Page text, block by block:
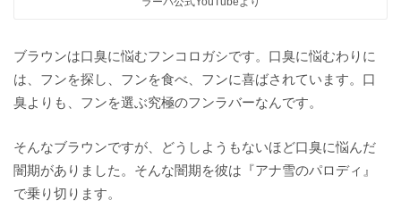
ブラウンは口臭に悩むフンコロガシです。口臭に悩むわりに
は、フンを探し、フンを食べ、フンに喜ばされています。口
臭よりも、フンを選ぶ究極のフンラバーなんです。
そんなブラウンですが、どうしようもないほど口臭に悩んだ
闇期がありました。そんな闇期を彼は『アナ雪のパロディ』
で乗り切ります。